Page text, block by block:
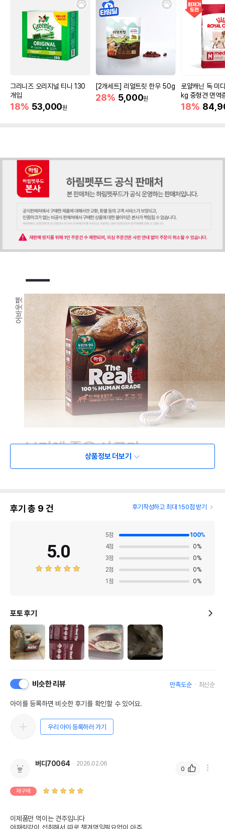
그리니즈 오리지널 티니 130
개입
18% 53,000원
[2개세트] 리얼트릿 한우 50g
28% 5,000원
로얄캐닌 독 미
kg 중형견 면역
18%
상품정보 더보기
후기 총 9 건 후기작성하고 최대 150점 받기
5.0
5점 100%
4점 0%
3점 0%
2점 0%
1 점 0%
포토 후기
비슷한 리뷰 만족도순 최신순
아이를 등록하면 비슷한 후기를 확인할 수 있어요.
우리 아이 등록하러 가기
버디70064 2026.02.06
재구매
이제품만 먹이는 견주입니다
0